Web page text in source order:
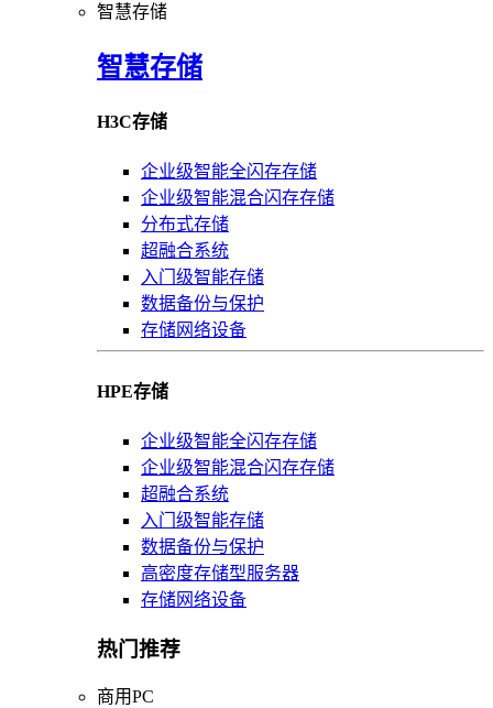
智慧存储
智慧存储
H3C存储
企业级智能全闪存存储
企业级智能混合闪存存储
分布式存储
超融合系统
入门级智能存储
数据备份与保护
存储网络设备
HPE存储
企业级智能全闪存存储
企业级智能混合闪存存储
超融合系统
入门级智能存储
数据备份与保护
高密度存储型服务器
存储网络设备
热门推荐
商用PC